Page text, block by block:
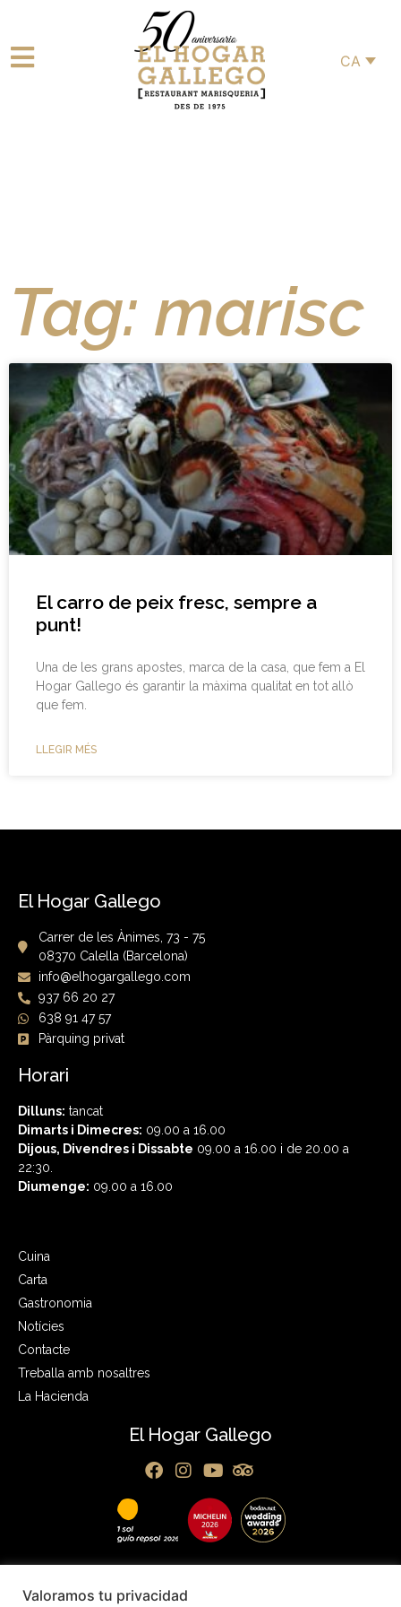
CA
Tag: marisc
El carro de peix fresc, sempre a
punt!
Una de les grans apostes, marca de la casa, que fem a El
Hogar Gallego és garantir la màxima qualitat en tot allò
que fem.
LLEGIR MÉS
El Hogar Gallego
Carrer de les Ànimes, 73 - 75
08370 Calella (Barcelona)
info@elhogargallego.com
937 66 20 27
638 91 47 57
Pàrquing privat
Horari
Dilluns: tancat
Dimarts i Dimecres: 09.00 a 16.00
Dijous, Divendres i Dissabte 09.00 a 16.00 i de 20.00 a
22:30.
Diumenge: 09.00 a 16.00
Cuina
Carta
Gastronomia
Notícies
Contacte
Treballa amb nosaltres
La Hacienda
El Hogar Gallego
Valoramos tu privacidad